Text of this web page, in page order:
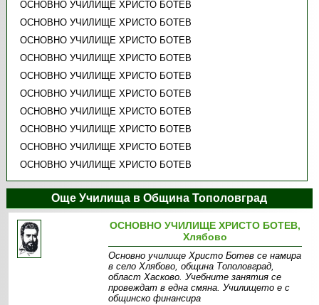
ОСНОВНО УЧИЛИЩЕ ХРИСТО БОТЕВ
ОСНОВНО УЧИЛИЩЕ ХРИСТО БОТЕВ
ОСНОВНО УЧИЛИЩЕ ХРИСТО БОТЕВ
ОСНОВНО УЧИЛИЩЕ ХРИСТО БОТЕВ
ОСНОВНО УЧИЛИЩЕ ХРИСТО БОТЕВ
ОСНОВНО УЧИЛИЩЕ ХРИСТО БОТЕВ
ОСНОВНО УЧИЛИЩЕ ХРИСТО БОТЕВ
ОСНОВНО УЧИЛИЩЕ ХРИСТО БОТЕВ
ОСНОВНО УЧИЛИЩЕ ХРИСТО БОТЕВ
ОСНОВНО УЧИЛИЩЕ ХРИСТО БОТЕВ
Още Училища в Община Тополовград
ОСНОВНО УЧИЛИЩЕ ХРИСТО БОТЕВ,
Хлябово
Основно училище Христо Ботев се намира
в село Хлябово, община Тополовград,
област Хасково. Учебните занятия се
провеждат в една смяна. Училището е с
общинско финансира